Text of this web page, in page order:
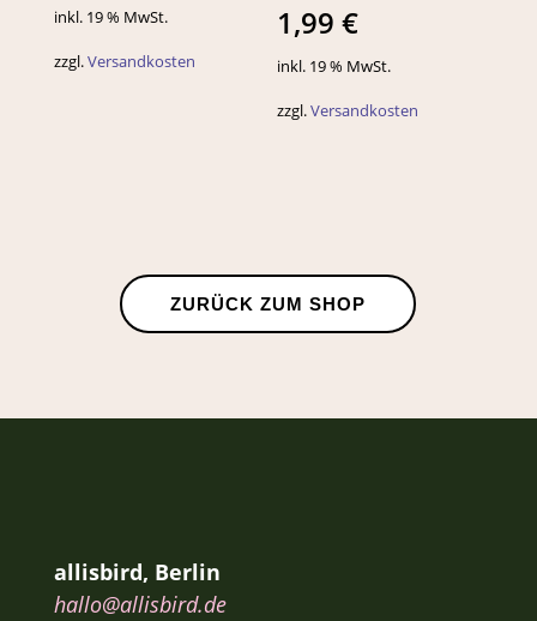
inkl. 19 % MwSt.
zzgl.Versandkosten
1,99€
inkl. 19 % MwSt.
zzgl.Versandkosten
ZURÜCK ZUM SHOP
allisbird, Berlin
hallo@allisbird.de